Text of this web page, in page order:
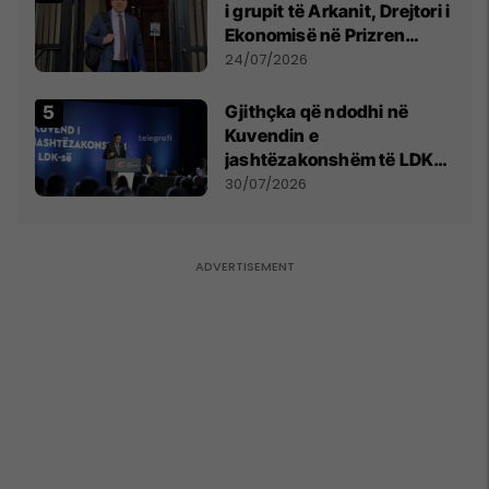
i grupit të Arkanit, Drejtori i
Ekonomisë në Prizren
mohon pretendimet
24/07/2026
Gjithçka që ndodhi në
Kuvendin e
jashtëzakonshëm të LDK-
së
30/07/2026